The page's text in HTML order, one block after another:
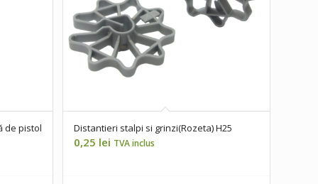
de pistol
Distantieri stalpi si grinzi(Rozeta) H25
0,25 lei TVA inclus